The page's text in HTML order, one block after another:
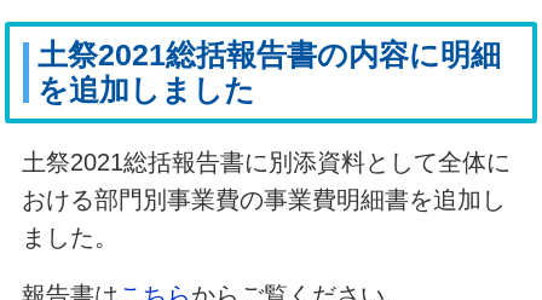
土祭2021総括報告書の内容に明細
を追加しました
土祭2021総括報告書に別添資料として全体に
おける部門別事業費の事業費明細書を追加し
ました。